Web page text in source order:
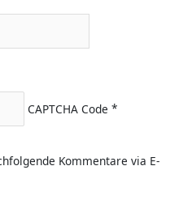
CAPTCHA Code *
Kommentare via E-